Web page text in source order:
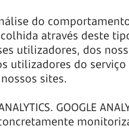
do
através deste
utilizadores, dos
do serviço
sites.
GOOGLE